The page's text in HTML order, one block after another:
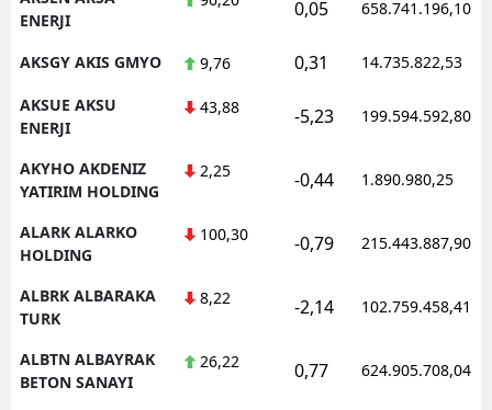
ENERJI
0,05 658.741.196,10
AKSGY AKIS GMYO 9,76 0,31 14.735.822,53
AKSUE AKSU
ENERJI
43,88 -5,23 199.594.592,80
AKYHO AKDENIZ
YATIRIM HOLDING
2,25 -0,44 1.890.980,25
ALARK ALARKO
HOLDING
100,30 -0,79 215.443.887,90
ALBRK ALBARAKA
TURK
8,22 -2,14 102.759.458,41
ALBTN ALBAYRAK
BETON SANAYI
26,22 0,77 624.905.708,04